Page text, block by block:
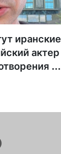
иранские
актер